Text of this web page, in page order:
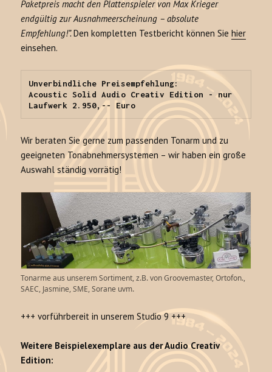
Paketpreis macht den Plattenspieler von Max Krieger
endgültig zur Ausnahmeerscheinung – absolute
Empfehlung!”.Den kompletten Testbericht können Siehier
einsehen.
Unverbindliche Preisempfehlung:
Acoustic Solid Audio Creativ Edition - nur
Laufwerk 2.950,-- Euro
Wir beraten Sie gerne zum passenden Tonarm und zu
geeigneten Tonabnehmersystemen – wir haben ein große
Auswahl ständig vorrätig!
Tonarme aus unserem Sortiment, z.B. von Groovemaster, Ortofon.,
SAEC, Jasmine, SME, Sorane uvm.
+++ vorführbereit in unserem Studio 9 +++
Weitere Beispielexemplare aus der Audio Creativ
Edition: